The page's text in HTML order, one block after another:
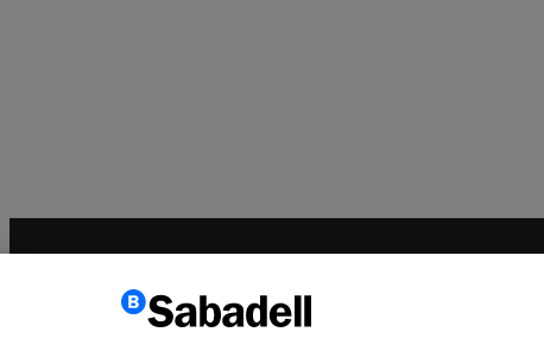
ConócenosSala de PrensaActualidad